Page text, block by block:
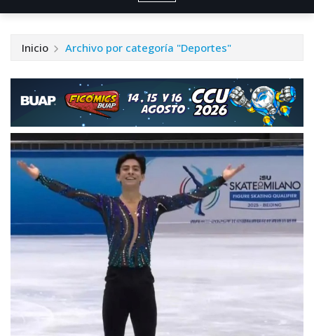
Inicio Archivo por categoría "Deportes"